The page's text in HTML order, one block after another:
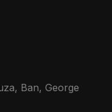
Ban, George